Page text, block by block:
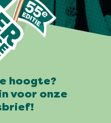
hoogte?
voor onze